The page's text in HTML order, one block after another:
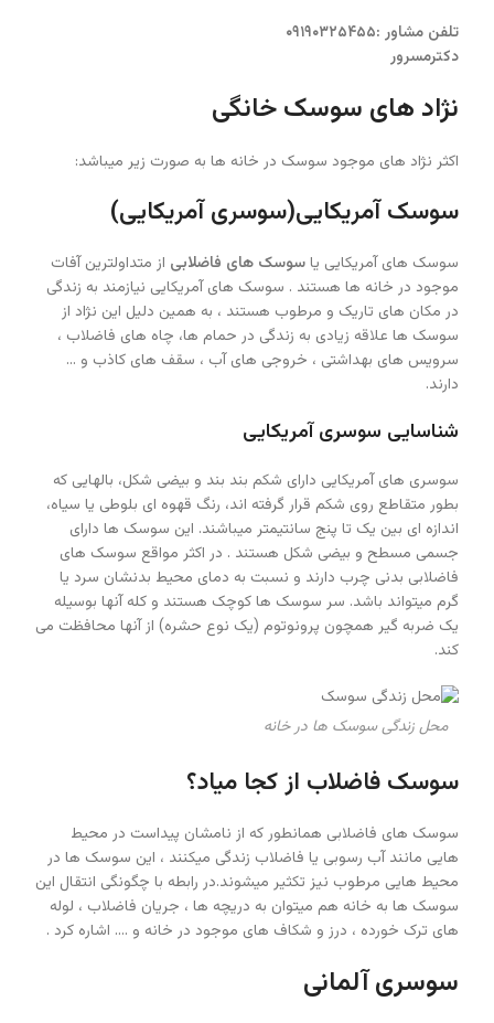
تلفن مشاور :۰۹۱۹۰۳۲۵۴۵۵
دکترمسرور
نژاد های سوسک خانگی
اکثر نژاد های موجود سوسک در خانه ها به صورت زیر میباشد:
سوسک آمریکایی(سوسری آمریکایی)
سوسک های آمریکایی یا سوسک های فاضلابی از متداولترین آفات
موجود در خانه ها هستند . سوسک های آمریکایی نیازمند به زندگی
در مکان های تاریک و مرطوب هستند ، به همین دلیل این نژاد از
سوسک ها علاقه زیادی به زندگی در حمام ها، چاه های فاضلاب ،
سرویس های بهداشتی ، خروجی های آب ، سقف های کاذب و …
دارند.
شناسایی سوسری آمریکایی
سوسری های آمریکایی دارای شکم بند بند و بیضی شکل، بالهایی که
بطور متقاطع روی شکم قرار گرفته اند، رنگ قهوه ای بلوطی یا سیاه،
اندازه ای بین یک تا پنج سانتیمتر میباشند. این سوسک ها دارای
جسمی مسطح و بیضی شکل هستند . در اکثر مواقع سوسک های
فاضلابی بدنی چرب دارند و نسبت به دمای محیط بدنشان سرد یا
گرم میتواند باشد. سر سوسک ها کوچک هستند و کله آنها بوسیله
یک ضربه گیر همچون پرونوتوم (یک نوع حشره) از آنها محافظت می
کند.
محل زندگی سوسک ها در خانه
سوسک فاضلاب از کجا میاد؟
سوسک های فاضلابی همانطور که از نامشان پیداست در محیط
هایی مانند آب رسوبی یا فاضلاب زندگی میکنند ، این سوسک ها در
محیط هایی مرطوب نیز تکثیر میشوند.در رابطه با چگونگی انتقال این
سوسک ها به خانه هم میتوان به دریچه ها ، جریان فاضلاب ، لوله
های ترک خورده ، درز و شکاف های موجود در خانه و …. اشاره کرد .
سوسری آلمانی